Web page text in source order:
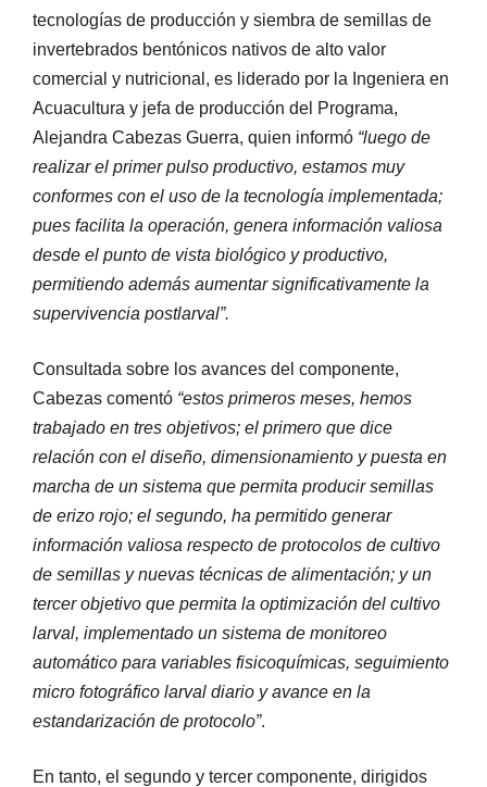
tecnologías de producción y siembra de semillas de
invertebrados bentónicos nativos de alto valor
comercial y nutricional, es liderado por la Ingeniera en
Acuacultura y jefa de producción del Programa,
Alejandra Cabezas Guerra, quien informó “luego de
realizar el primer pulso productivo, estamos muy
conformes con el uso de la tecnología implementada;
pues facilita la operación, genera información valiosa
desde el punto de vista biológico y productivo,
permitiendo además aumentar significativamente la
supervivencia postlarval”.
Consultada sobre los avances del componente,
Cabezas comentó “estos primeros meses, hemos
trabajado en tres objetivos; el primero que dice
relación con el diseño, dimensionamiento y puesta en
marcha de un sistema que permita producir semillas
de erizo rojo; el segundo, ha permitido generar
información valiosa respecto de protocolos de cultivo
de semillas y nuevas técnicas de alimentación; y un
tercer objetivo que permita la optimización del cultivo
larval, implementado un sistema de monitoreo
automático para variables fisicoquímicas, seguimiento
micro fotográfico larval diario y avance en la
estandarización de protocolo”.
En tanto, el segundo y tercer componente, dirigidos